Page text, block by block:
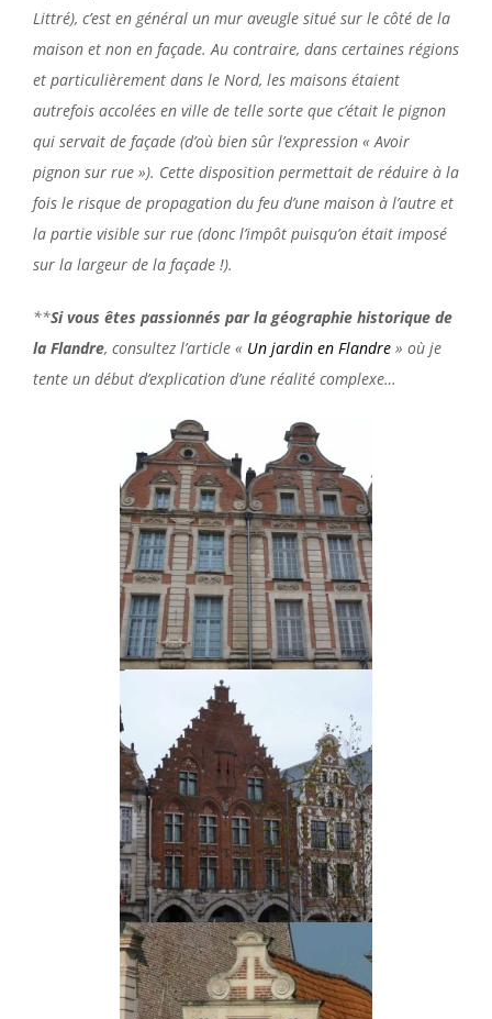
Littré), c’est en général un mur aveugle situé sur le côté de la
maison et non en façade. Au contraire, dans certaines régions
et particulièrement dans le Nord, les maisons étaient
autrefois accolées en ville de telle sorte que c’était le pignon
qui servait de façade (d’où bien sûr l’expression « Avoir
pignon sur rue »). Cette disposition permettait de réduire à la
fois le risque de propagation du feu d’une maison à l’autre et
la partie visible sur rue (donc l’impôt puisqu’on était imposé
sur la largeur de la façade !).
**Si vous êtes passionnés par la géographie historique de
la Flandre, consultez l’article « Un jardin en Flandre » où je
tente un début d’explication d’une réalité complexe…